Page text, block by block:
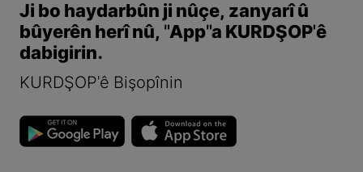
Ji bo haydarbûn ji nûçe, zanyarî û
bûyerên herî nû, "App"a KURDŞOP'ê
dabigirin.
KURDŞOP'ê Bişopînin